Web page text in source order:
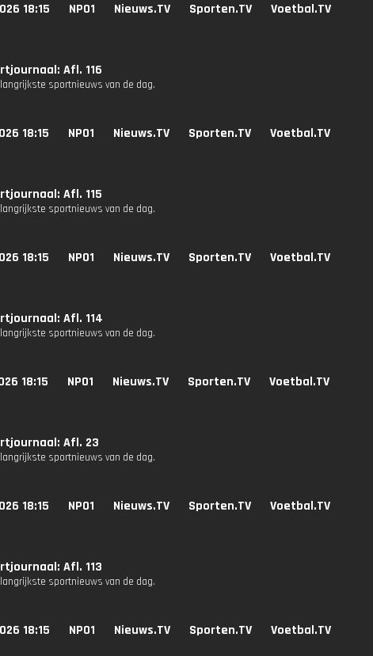
18:15 NPO1 Nieuws.TV Sporten.TV Voetbal.TV
Afl. 116
sportnieuws van de dag.
18:15 NPO1 Nieuws.TV Sporten.TV Voetbal.TV
Afl. 115
sportnieuws van de dag.
18:15 NPO1 Nieuws.TV Sporten.TV Voetbal.TV
Afl. 114
sportnieuws van de dag.
18:15 NPO1 Nieuws.TV Sporten.TV Voetbal.TV
Afl. 23
sportnieuws van de dag.
18:15 NPO1 Nieuws.TV Sporten.TV Voetbal.TV
Afl. 113
sportnieuws van de dag.
18:15 NPO1 Nieuws.TV Sporten.TV Voetbal.TV